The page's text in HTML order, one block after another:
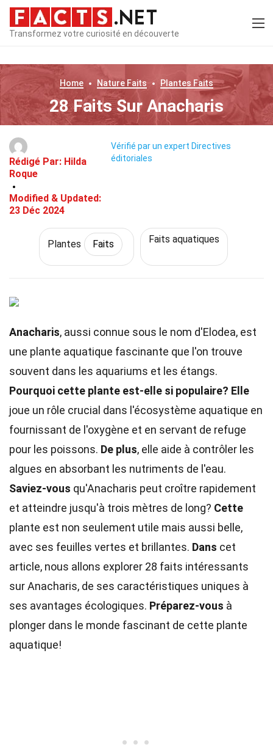
Transformez votre curiosité en découverte
Home Nature Faits Plantes Faits
28 Faits Sur Anacharis
Rédigé Par: Hilda
Roque
Modified & Updated:
23 Déc 2024
Vérifié par un expert Directives
éditoriales
Plantes Faits Faits aquatiques
Anacharis, aussi connue sous le nom d'Elodea, est
une plante aquatique fascinante que l'on trouve
souvent dans les aquariums et les étangs.
Pourquoi cette plante est-elle si populaire? Elle
joue un rôle crucial dans l'écosystème aquatique en
fournissant de l'oxygène et en servant de refuge
pour les poissons. De plus, elle aide à contrôler les
algues en absorbant les nutriments de l'eau.
Saviez-vous qu'Anacharis peut croître rapidement
et atteindre jusqu'à trois mètres de long? Cette
plante est non seulement utile mais aussi belle,
avec ses feuilles vertes et brillantes. Dans cet
article, nous allons explorer 28 faits intéressants
sur Anacharis, de ses caractéristiques uniques à
ses avantages écologiques. Préparez-vous à
plonger dans le monde fascinant de cette plante
aquatique!